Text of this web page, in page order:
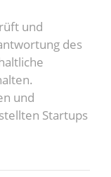
und
des
und
Startups